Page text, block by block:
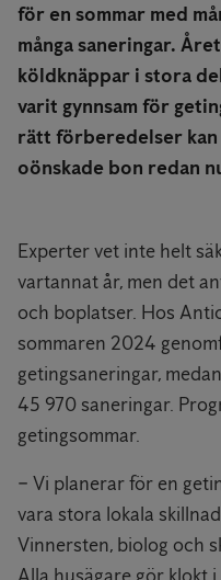
för en sommar med
många saneringar.
köldknäppar i stora
varit gynnsam för
rätt förberedelser kan
oönskade bon redan
Experter vet inte helt
vartannat år, men det
och boplatser. Hos
sommaren 2024
getingsaneringar,
45 970 saneringar.
getingsommar.
− Vi planerar för en
vara stora lokala
Vinnersten, biolog och
Alla husägare gör klokt